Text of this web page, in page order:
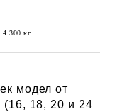
4.300 кг
модел от
(16, 18, 20 и 24